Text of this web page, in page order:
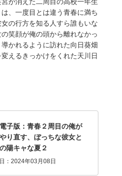
、一度目とは違う青春に満ち
の行方を知る人すら誰もいな
笑顔が俺の頭から離れなかっ
かれるように訪れた向日葵畑
えるきっかけをくれた天川日
電子版：青春２周目の俺が
やり直す、ぼっちな彼女と
の陽キャな夏２
：2024年03月08日